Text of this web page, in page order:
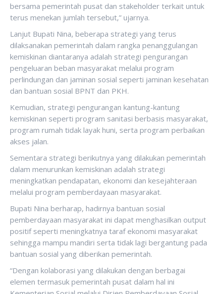
bersama pemerintah pusat dan stakeholder terkait untuk
terus menekan jumlah tersebut,” ujarnya.
Lanjut Bupati Nina, beberapa strategi yang terus
dilaksanakan pemerintah dalam rangka penanggulangan
kemiskinan diantaranya adalah strategi pengurangan
pengeluaran beban masyarakat melalui program
perlindungan dan jaminan sosial seperti jaminan kesehatan
dan bantuan sosial BPNT dan PKH.
Kemudian, strategi pengurangan kantung-kantung
kemiskinan seperti program sanitasi berbasis masyarakat,
program rumah tidak layak huni, serta program perbaikan
akses jalan.
Sementara strategi berikutnya yang dilakukan pemerintah
dalam menurunkan kemiskinan adalah strategi
meningkatkan pendapatan, ekonomi dan kesejahteraan
melalui program pemberdayaan masyarakat.
Bupati Nina berharap, hadirnya bantuan sosial
pemberdayaan masyarakat ini dapat menghasilkan output
positif seperti meningkatnya taraf ekonomi masyarakat
sehingga mampu mandiri serta tidak lagi bergantung pada
bantuan sosial yang diberikan pemerintah.
“Dengan kolaborasi yang dilakukan dengan berbagai
elemen termasuk pemerintah pusat dalam hal ini